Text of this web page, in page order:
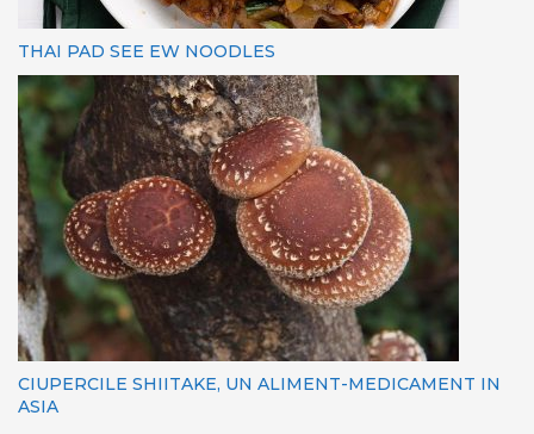
THAI PAD SEE EW NOODLES
CIUPERCILE SHIITAKE, UN ALIMENT-MEDICAMENT IN
ASIA